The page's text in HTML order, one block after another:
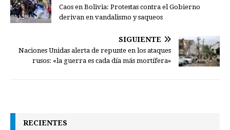
Caos en Bolivia: Protestas contra el Gobierno
derivan en vandalismo y saqueos
SIGUIENTE
Naciones Unidas alerta de repunte en los ataques
rusos: «la guerra es cada día más mortífera»
RECIENTES